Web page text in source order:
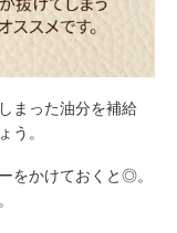
まった油分を補給
う。
をかけておくと◎。